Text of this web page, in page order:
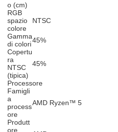
o (cm)
RGB
spazio
colore
NTSC
Gamma
di colori45%
Copertu
ra
NTSC
(tipica)
45%
Processore
Famigli
a
process
ore
AMD Ryzen™ 5
Produtt
ore